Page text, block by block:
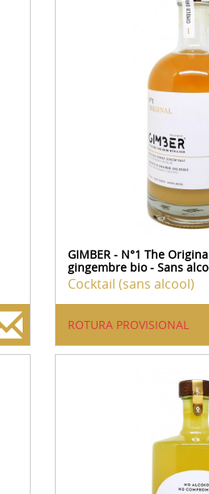
GIMBER - N°1 The
gingembre bio - Sans
Cocktail (sans alcool)
ROTURA PROVISIONAL